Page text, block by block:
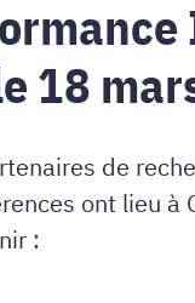
18
de
ont lieu
: